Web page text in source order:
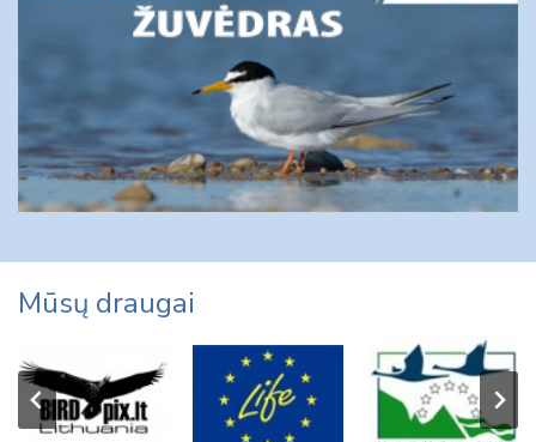
Mūsų draugai